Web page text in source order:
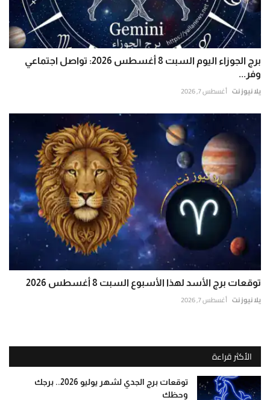
برج الجوزاء اليوم السبت 8 أغسطس 2026: تواصل اجتماعي
وفر...
يلا نيوز نت أغسطس 7, 2026
توقعات برج الأسد لهذا الأسبوع السبت 8 أغسطس 2026
يلا نيوز نت أغسطس 7, 2026
الأكثر قراءة
توقعات برج الجدي لشهر يوليو 2026.. برجك
وحظك